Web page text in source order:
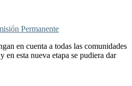
Permanente
en cuenta a todas las comunidades
en esta nueva etapa se pudiera dar